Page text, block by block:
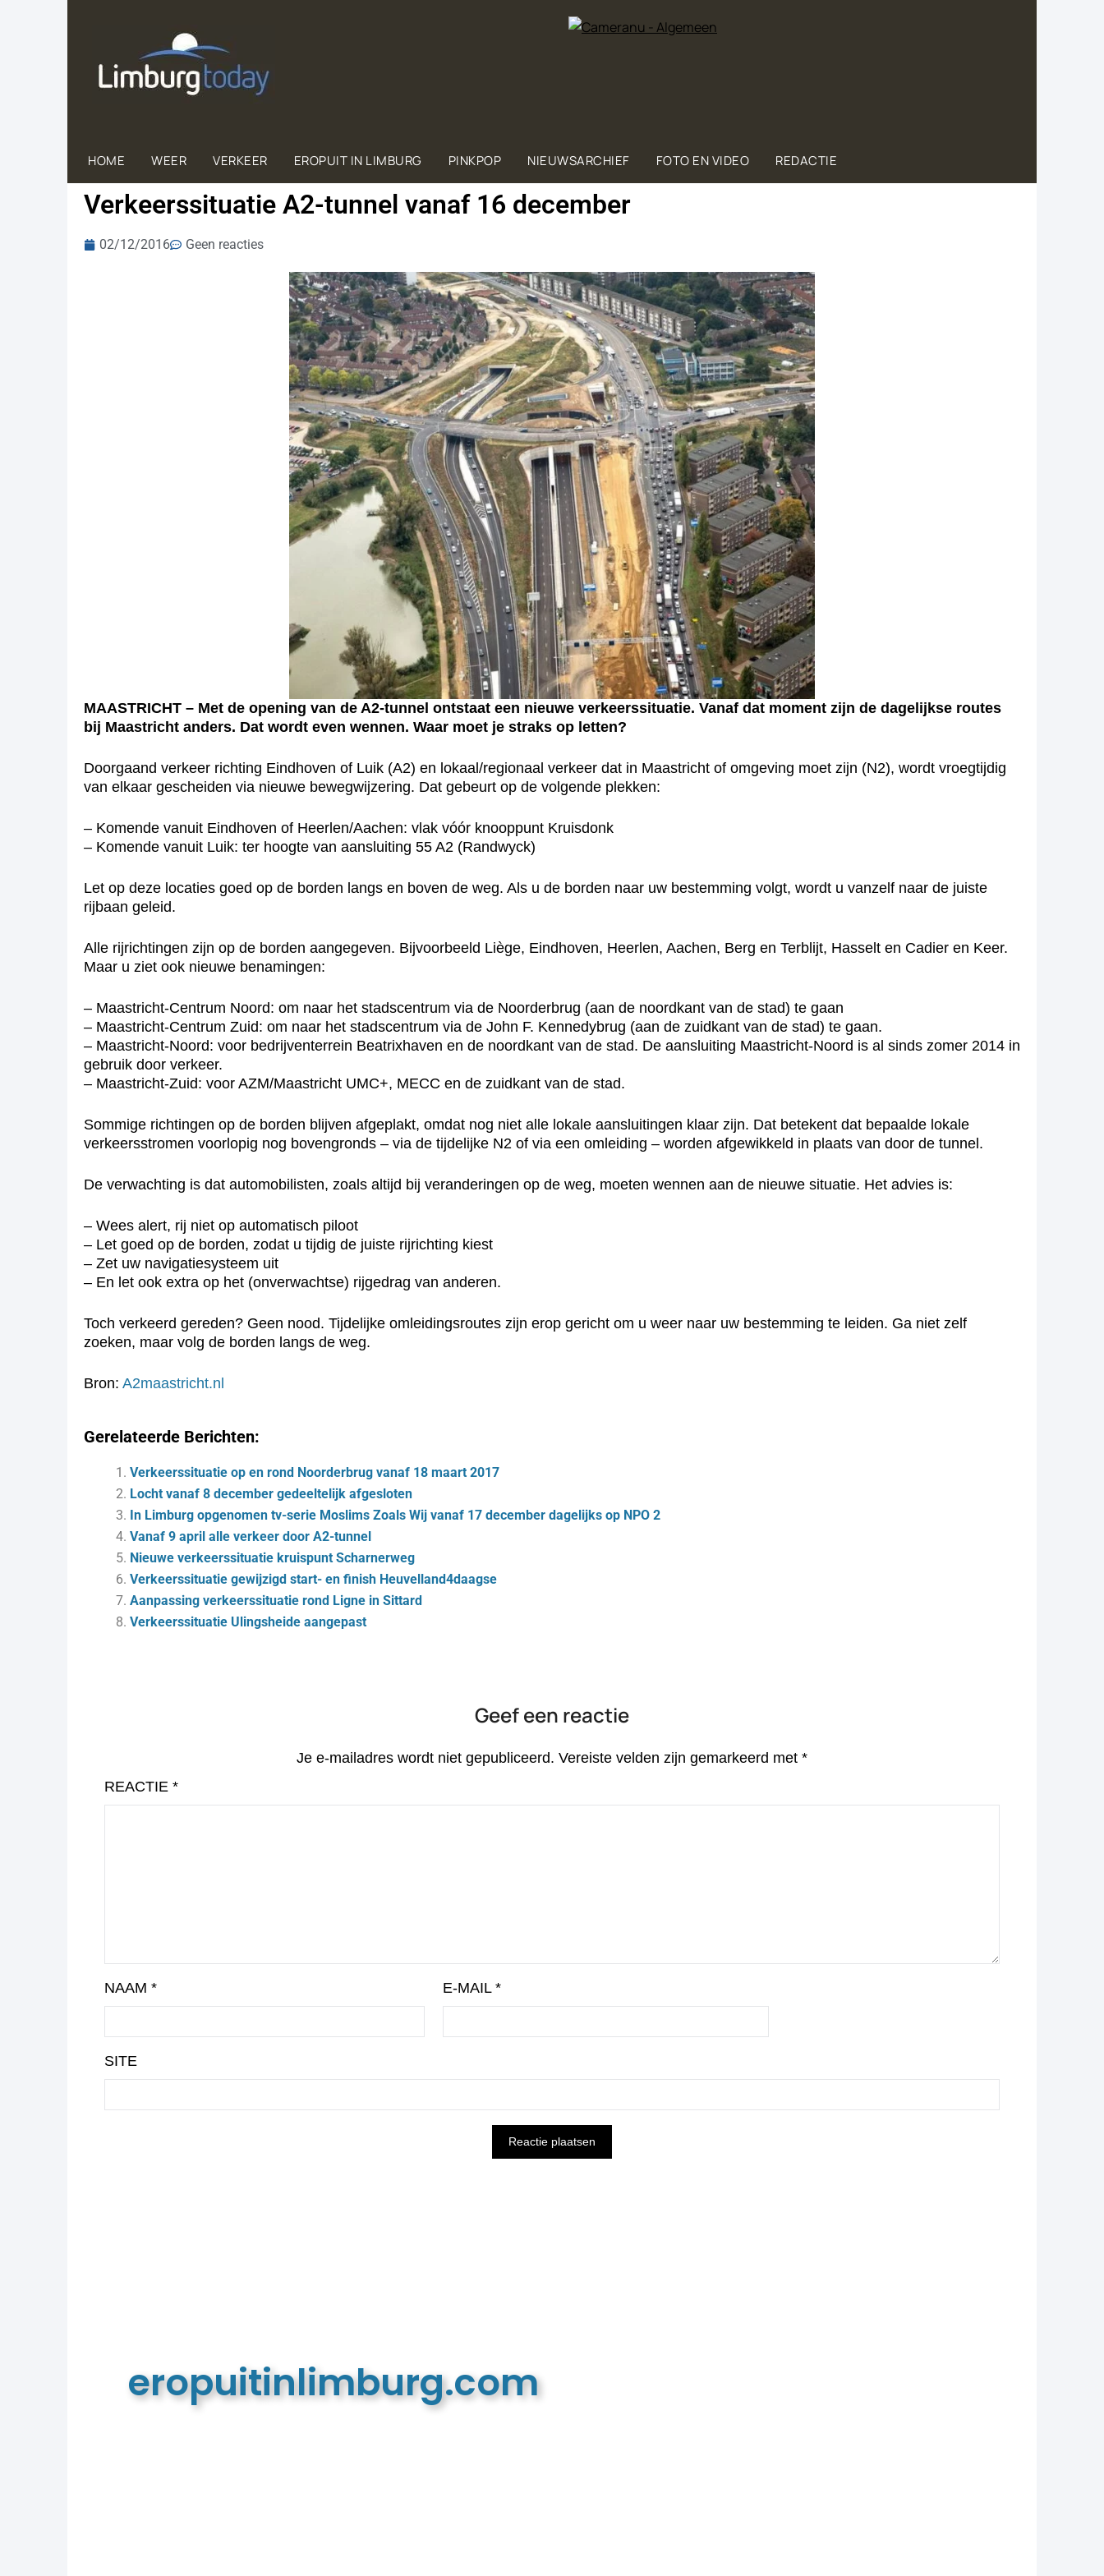
HOME WEER VERKEER EROPUIT IN LIMBURG PINKPOP NIEUWSARCHIEF FOTO EN VIDEO REDACTIE
Verkeerssituatie A2-tunnel vanaf 16 december
02/12/2016 Geen reacties
MAASTRICHT – Met de opening van de A2-tunnel ontstaat een nieuwe verkeerssituatie. Vanaf dat moment zijn de dagelijkse routes
bij Maastricht anders. Dat wordt even wennen. Waar moet je straks op letten?
Doorgaand verkeer richting Eindhoven of Luik (A2) en lokaal/regionaal verkeer dat in Maastricht of omgeving moet zijn (N2), wordt vroegtijdig
van elkaar gescheiden via nieuwe bewegwijzering. Dat gebeurt op de volgende plekken:
– Komende vanuit Eindhoven of Heerlen/Aachen: vlak vóór knooppunt Kruisdonk
– Komende vanuit Luik: ter hoogte van aansluiting 55 A2 (Randwyck)
Let op deze locaties goed op de borden langs en boven de weg. Als u de borden naar uw bestemming volgt, wordt u vanzelf naar de juiste
rijbaan geleid.
Alle rijrichtingen zijn op de borden aangegeven. Bijvoorbeeld Liège, Eindhoven, Heerlen, Aachen, Berg en Terblijt, Hasselt en Cadier en Keer.
Maar u ziet ook nieuwe benamingen:
– Maastricht-Centrum Noord: om naar het stadscentrum via de Noorderbrug (aan de noordkant van de stad) te gaan
– Maastricht-Centrum Zuid: om naar het stadscentrum via de John F. Kennedybrug (aan de zuidkant van de stad) te gaan.
– Maastricht-Noord: voor bedrijventerrein Beatrixhaven en de noordkant van de stad. De aansluiting Maastricht-Noord is al sinds zomer 2014 in
gebruik door verkeer.
– Maastricht-Zuid: voor AZM/Maastricht UMC+, MECC en de zuidkant van de stad.
Sommige richtingen op de borden blijven afgeplakt, omdat nog niet alle lokale aansluitingen klaar zijn. Dat betekent dat bepaalde lokale
verkeersstromen voorlopig nog bovengronds – via de tijdelijke N2 of via een omleiding – worden afgewikkeld in plaats van door de tunnel.
De verwachting is dat automobilisten, zoals altijd bij veranderingen op de weg, moeten wennen aan de nieuwe situatie. Het advies is:
– Wees alert, rij niet op automatisch piloot
– Let goed op de borden, zodat u tijdig de juiste rijrichting kiest
– Zet uw navigatiesysteem uit
– En let ook extra op het (onverwachtse) rijgedrag van anderen.
Toch verkeerd gereden? Geen nood. Tijdelijke omleidingsroutes zijn erop gericht om u weer naar uw bestemming te leiden. Ga niet zelf
zoeken, maar volg de borden langs de weg.
Bron: A2maastricht.nl
Gerelateerde Berichten:
Verkeerssituatie op en rond Noorderbrug vanaf 18 maart 2017
Locht vanaf 8 december gedeeltelijk afgesloten
In Limburg opgenomen tv-serie Moslims Zoals Wij vanaf 17 december dagelijks op NPO 2
Vanaf 9 april alle verkeer door A2-tunnel
Nieuwe verkeerssituatie kruispunt Scharnerweg
Verkeerssituatie gewijzigd start- en finish Heuvelland4daagse
Aanpassing verkeerssituatie rond Ligne in Sittard
Verkeerssituatie Ulingsheide aangepast
Geef een reactie
Je e-mailadres wordt niet gepubliceerd. Vereiste velden zijn gemarkeerd met *
REACTIE *
NAAM * E-MAIL *
SITE
eropuitinlimburg.com